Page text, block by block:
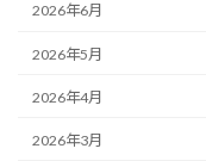
2026年6月
2026年5月
2026年4月
2026年3月